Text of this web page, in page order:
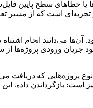
یا خطاهای سطح پایین
است که از مسیر
می‌دانند انجام
جریان ورودی پروژه‌ها
پروژه‌هایی که
بازگرداندن داده. این